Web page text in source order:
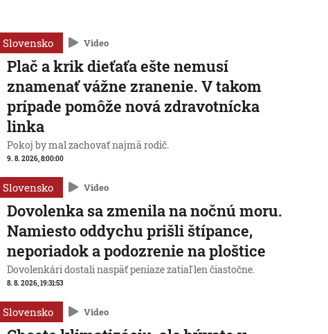
Slovensko Video
Plač a krik dieťaťa ešte nemusí
znamenať vážne zranenie. V takom
prípade pomôže nová zdravotnícka
linka
Pokoj by mal zachovať najmä rodič.
9. 8. 2026, 8:00:00
Slovensko Video
Dovolenka sa zmenila na nočnú moru.
Namiesto oddychu prišli štípance,
neporiadok a podozrenie na ploštice
Dovolenkári dostali naspäť peniaze zatiaľ len čiastočne.
8. 8. 2026, 19:31:53
Slovensko Video